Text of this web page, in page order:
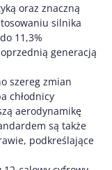
oraz znaczną
silnika
11,3%
generacją
szereg zmian
chłodnicy
aerodynamikę
są także
podkreślające